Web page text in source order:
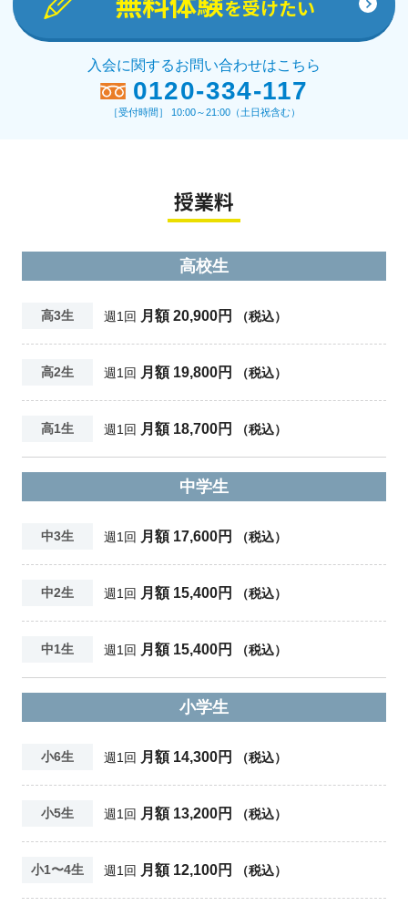
を受けたい
入会に関するお問い合わせはこちら
0120-334-117
［受付時間］ 10:00～21:00（土日祝含む）
授業料
高校生
高3生 週1回 月額 20,900円 （税込）
高2生 週1回 月額 19,800円 （税込）
高1生 週1回 月額 18,700円 （税込）
中学生
中3生 週1回 月額 17,600円 （税込）
中2生 週1回 月額 15,400円 （税込）
中1生 週1回 月額 15,400円 （税込）
小学生
小6生 週1回 月額 14,300円 （税込）
小5生 週1回 月額 13,200円 （税込）
小1〜4生 週1回 月額 12,100円 （税込）